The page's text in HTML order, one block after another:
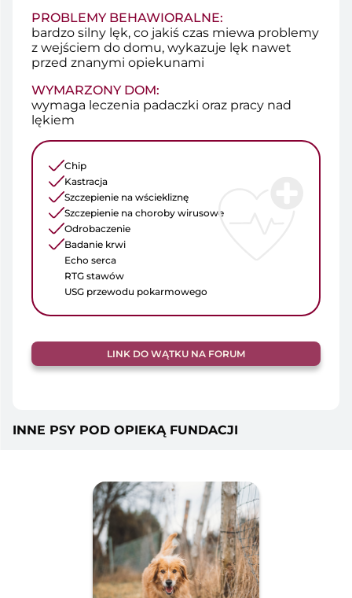
PROBLEMY BEHAWIORALNE:
bardzo silny lęk, co jakiś czas miewa problemy
z wejściem do domu, wykazuje lęk nawet
przed znanymi opiekunami
WYMARZONY DOM:
wymaga leczenia padaczki oraz pracy nad
lękiem
Chip
Kastracja
Szczepienie na wściekliznę
Szczepienie na choroby wirusowe
Odrobaczenie
Badanie krwi
Echo serca
RTG stawów
USG przewodu pokarmowego
LINK DO WĄTKU NA FORUM
INNE PSY POD OPIEKĄ FUNDACJI